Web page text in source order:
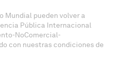
Mundial pueden volver a
Pública Internacional
NoComercial-
con nuestras condiciones de